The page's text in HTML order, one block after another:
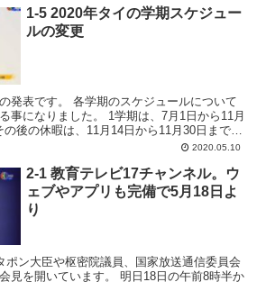
1-5 2020年タイの学期スケジュー
ルの変更
発表です。 各学期のスケジュールについて
事になりました。 1学期は、7月1日から11月
後の休暇は、11月14日から11月30日までの
2020.05.10
2-1 教育テレビ17チャンネル。ウ
ェブやアプリも完備で5月18日よ
り
ポン大臣や枢密院議員、国家放送通信委員会
見を開いています。 明日18日の午前8時半か